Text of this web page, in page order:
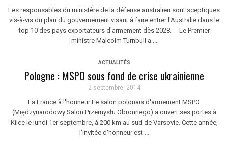
Les responsables du ministère de la défense australien sont sceptiques
vis-à-vis du plan du gouvernement visant à faire entrer l'Australie dans le
top 10 des pays exportateurs d'armement dès 2028. Le Premier
ministre Malcolm Turnbull a ...
ACTUALITÉS
Pologne : MSPO sous fond de crise ukrainienne
2 septembre, 2014
La France à l'honneur Le salon polonais d'armement MSPO
(Międzynarodowy Salon Przemysłu Obronnego) a ouvert ses portes à
Kilce le lundi 1er septembre, à 200 km au sud de Varsovie. Cette année,
l'invitée d'honneur est ...